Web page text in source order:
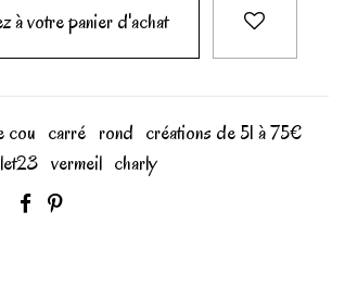
à votre panier d'achat
cou carré rond créations de 51 à 75€
vermeil charly